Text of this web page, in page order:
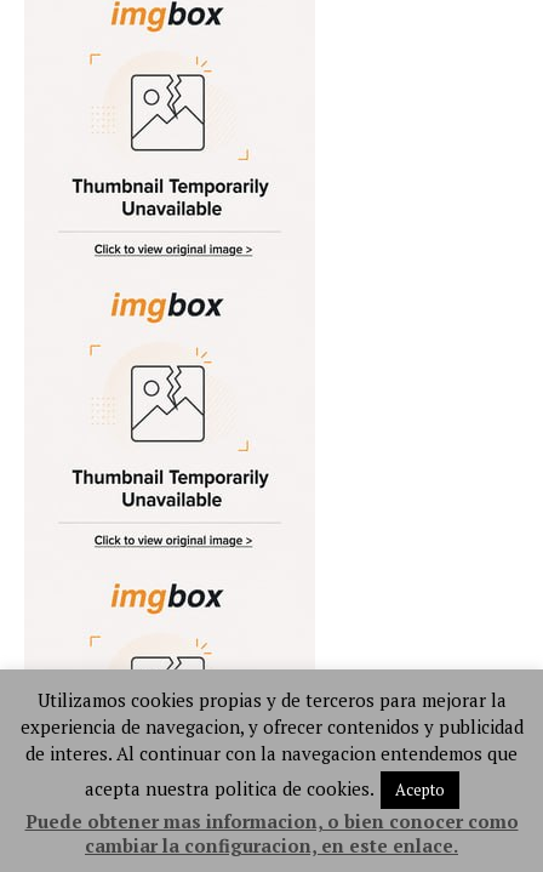
Utilizamos cookies propias y de terceros para mejorar la
experiencia de navegacion, y ofrecer contenidos y publicidad
de interes. Al continuar con la navegacion entendemos que
acepta nuestra politica de cookies.
Acepto
Puede obtener mas informacion, o bien conocer como
cambiar la configuracion, en este enlace.